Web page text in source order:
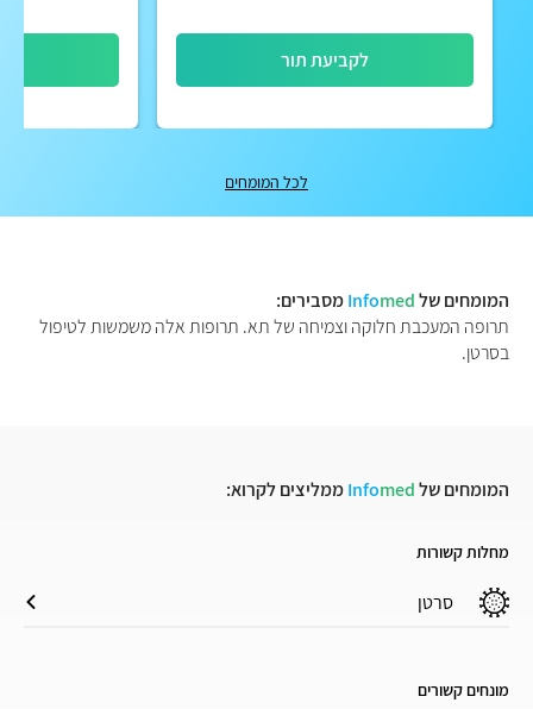
לקביעת תור
לכל המומחים
המומחים של Infomed
מסבירים:
תרופה המעכבת חלוקה וצמיחה של תא. תרופות אלה משמשות לטיפול
בסרטן.
המומחים של Infomed ממליצים לקרוא:
מחלות קשורות
סרטן
מונחים קשורים